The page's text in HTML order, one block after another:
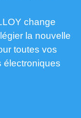
change
la nouvelle
toutes vos
électroniques